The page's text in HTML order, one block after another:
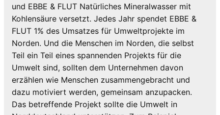
und EBBE & FLUT Natürliches Mineralwasser mit
Kohlensäure versetzt. Jedes Jahr spendet EBBE &
FLUT 1% des Umsatzes für Umweltprojekte im
Norden. Und die Menschen im Norden, die selbst
Teil ein Teil eines spannenden Projekts für die
Umwelt sind, sollten dem Unternehmen davon
erzählen wie Menschen zusammengebracht und
dazu motiviert werden, gemeinsam anzupacken.
Das betreffende Projekt sollte die Umwelt in